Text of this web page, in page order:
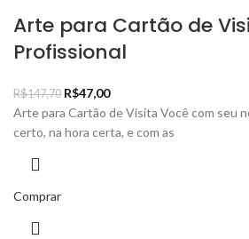
Arte para Cartão de
Profissional
R$147,70 R$47,00
Arte para Cartão de Visita Você com seu
certo, na hora certa, e com as
Comprar